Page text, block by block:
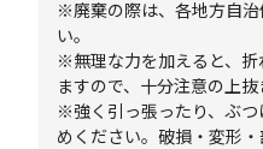
※廃棄の際は、各地方自
い。
※無理な力を加えると、折
ますので、十分注意の上抜
※強く引っ張ったり、ぶ
めください。破損・変形